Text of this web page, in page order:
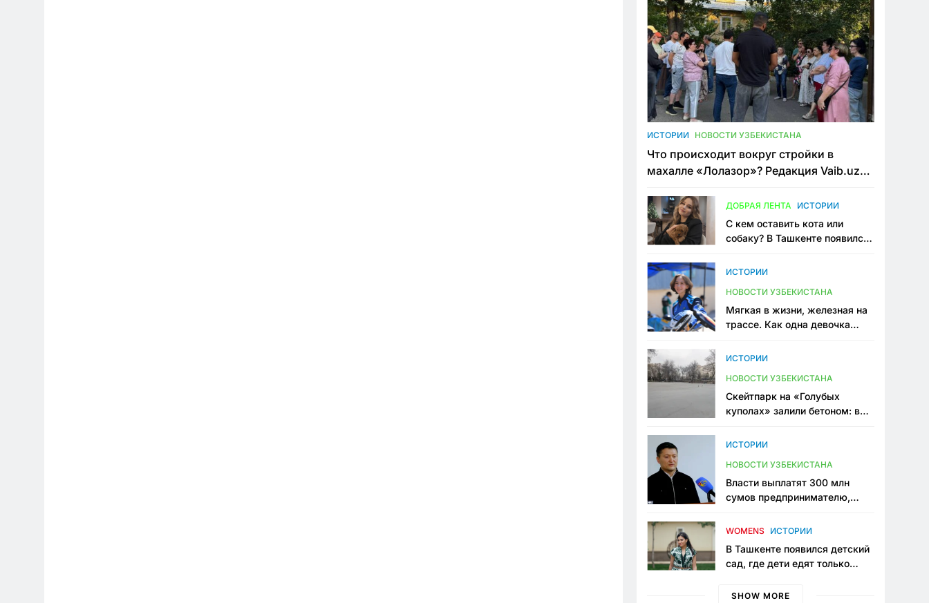
ИСТОРИИ НОВОСТИ УЗБЕКИСТАНА
Что происходит вокруг стройки в
махалле «Лолазор»? Редакция Vaib.uz
конфликта
ДОБРАЯ ЛЕНТА ИСТОРИИ
С кем оставить кота или
собаку? В Ташкенте появился
ИСТОРИИ
НОВОСТИ УЗБЕКИСТАНА
Мягкая в жизни, железная на
трассе. Как одна девочка
Узбекистане
ИСТОРИИ
НОВОСТИ УЗБЕКИСТАНА
Скейтпарк на «Голубых
куполах» залили бетоном: в
одно общественное
ИСТОРИИ
НОВОСТИ УЗБЕКИСТАНА
Власти выплатят 300 млн
сумов предпринимателю,
тюрьме по незаконному
WOMENS ИСТОРИИ
В Ташкенте появился детский
сад, где дети едят только
мама, которая устала просить
SHOW MORE